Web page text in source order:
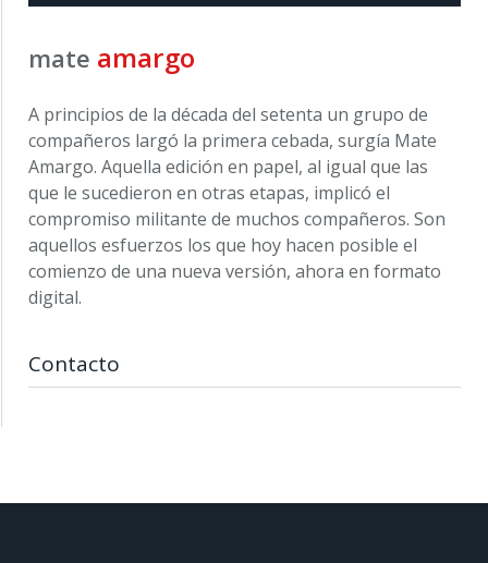
mate amargo
A principios de la década del setenta un grupo de
compañeros largó la primera cebada, surgía Mate
Amargo. Aquella edición en papel, al igual que las
que le sucedieron en otras etapas, implicó el
compromiso militante de muchos compañeros. Son
aquellos esfuerzos los que hoy hacen posible el
comienzo de una nueva versión, ahora en formato
digital.
Contacto